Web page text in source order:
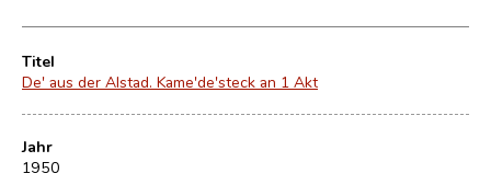
Titel
De' aus der Alstad. Kame'de'steck an 1 Akt
Jahr
1950